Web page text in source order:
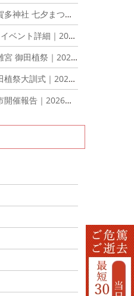
七夕まつり ブース出展報告｜2026年7月5日
ント詳細｜2026年7月1日
御田植祭｜2026年6月25日
祭大訓式｜2026年6月22日
催報告｜2026年6月19日